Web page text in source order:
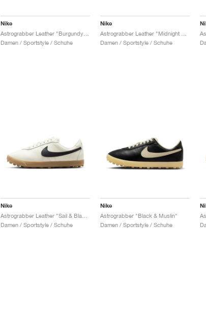
Nike
Damen / Sportstyle / Schuhe
Nike
Damen / Sportstyle / Schuhe
Nike
Damen / Sportstyle / Schuhe
Nike
Astrograbber "Black & Muslin"
Damen / Sportstyle / Schuhe